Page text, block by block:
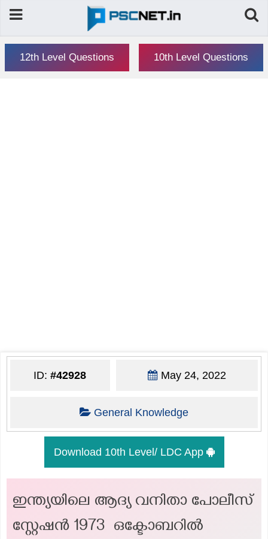
12th Level Questions 10th Level Questions
ID:#42928 May 24, 2022
General Knowledge
Download 10th Level/ LDC App
ഇന്ത്യയിലെ ആദ്യ വനിതാ പോലീസ്
സ്റ്റേഷൻ 1973 ഒക്ടോബറിൽ